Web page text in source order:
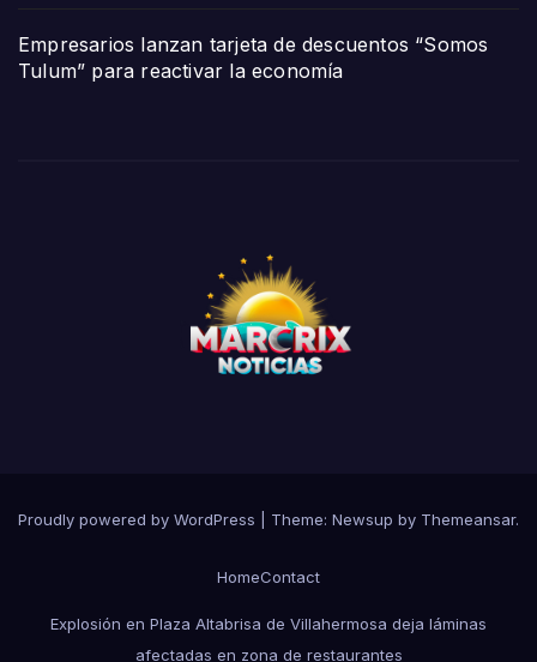
Empresarios lanzan tarjeta de descuentos “Somos
Tulum” para reactivar la economía
Proudly powered by WordPress Theme: Newsup by Themeansar.
HomeContact
Explosión en Plaza Altabrisa de Villahermosa deja láminas
afectadas en zona de restaurantes